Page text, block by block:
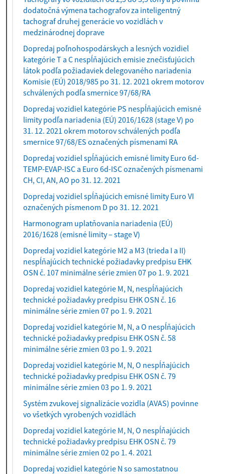
dodatočná výmena tachografov za inteligentný
tachograf druhej generácie vo vozidlách v
medzinárodnej doprave
Dopredaj poľnohospodárskych a lesných vozidiel
kategórie T a C nespĺňajúcich emisie znečisťujúcich
látok podľa požiadaviek delegovaného nariadenia
Komisie (EÚ) 2018/985 po 31. 12. 2021 okrem motorov
schválených podľa smernice 97/68/RA
Dopredaj vozidiel kategórie PS nespĺňajúcich emisné
limity podľa nariadenia (EÚ) 2016/1628 (stage V) po
31. 12. 2021 okrem motorov schválených podľa
smernice 97/68/ES označených písmenami RA
Dopredaj vozidiel spĺňajúcich emisné limity Euro 6d-
TEMP-EVAP-ISC a Euro 6d-ISC označených písmenami
CH, CI, AN, AO po 31. 12. 2021
Dopredaj vozidiel spĺňajúcich emisné limity Euro VI
označených písmenom D po 31. 12. 2021
Harmonogram uplatňovania nariadenia (EÚ)
2016/1628 (emisné limity – stage V)
Dopredaj vozidiel kategórie M2 a M3 (trieda I a II)
nespĺňajúcich technické požiadavky predpisu EHK
OSN č. 107 minimálne série zmien 07 po 1. 9. 2021
Dopredaj vozidiel kategórie M, N, nespĺňajúcich
technické požiadavky predpisu EHK OSN č. 16
minimálne série zmien 07 po 1. 9. 2021
Dopredaj vozidiel kategórie M, N, a O nespĺňajúcich
technické požiadavky predpisu EHK OSN č. 58
minimálne série zmien 03 po 1. 9. 2021
Dopredaj vozidiel kategórie M, N, O nespĺňajúcich
technické požiadavky predpisu EHK OSN č. 79
minimálne série zmien 03 po 1. 9. 2021
Systém zvukovej signalizácie vozidla (AVAS) povinne
vo všetkých vyrobených vozidlách
Dopredaj vozidiel kategórie M, N, O nespĺňajúcich
technické požiadavky predpisu EHK OSN č. 79
minimálne série zmien 02 po 1. 4. 2021
Dopredaj vozidiel kategórie N so samostatnou